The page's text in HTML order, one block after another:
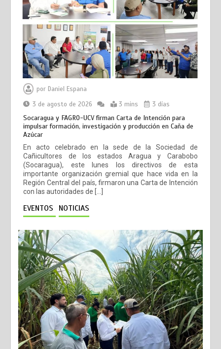
porDaniel Espana
3 de agosto de 2026
3 mins 3 días
Socaragua y FAGRO-UCV firman Carta de Intención para
impulsar formación, investigación y producción en Caña de
Azúcar
En acto celebrado en la sede de la Sociedad de
Cañicultores de los estados Aragua y Carabobo
(Socaragua), este lunes los directivos de esta
importante organización gremial que hace vida en la
Región Central del país, firmaron una Carta de Intención
con las autoridades de […]
EVENTOS NOTICIAS